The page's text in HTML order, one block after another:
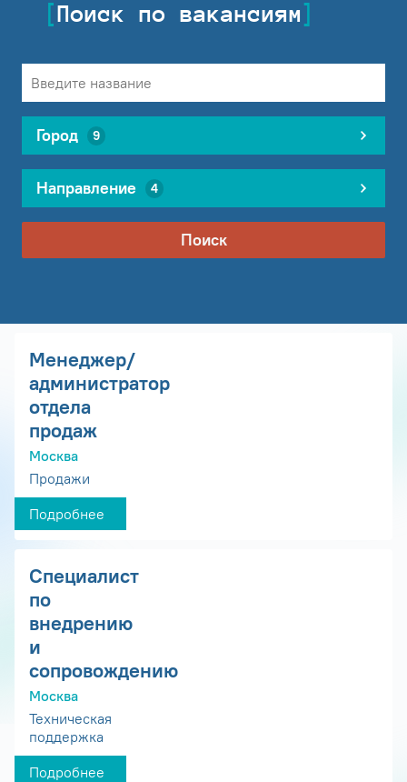
Поиск по вакансиям
Город 9
Направление 4
Поиск
Менеджер/
администратор
отдела
продаж
Москва
Продажи
Подробнее
Специалист
по
внедрению
и
сопровождению
Москва
Техническая
поддержка
Подробнее